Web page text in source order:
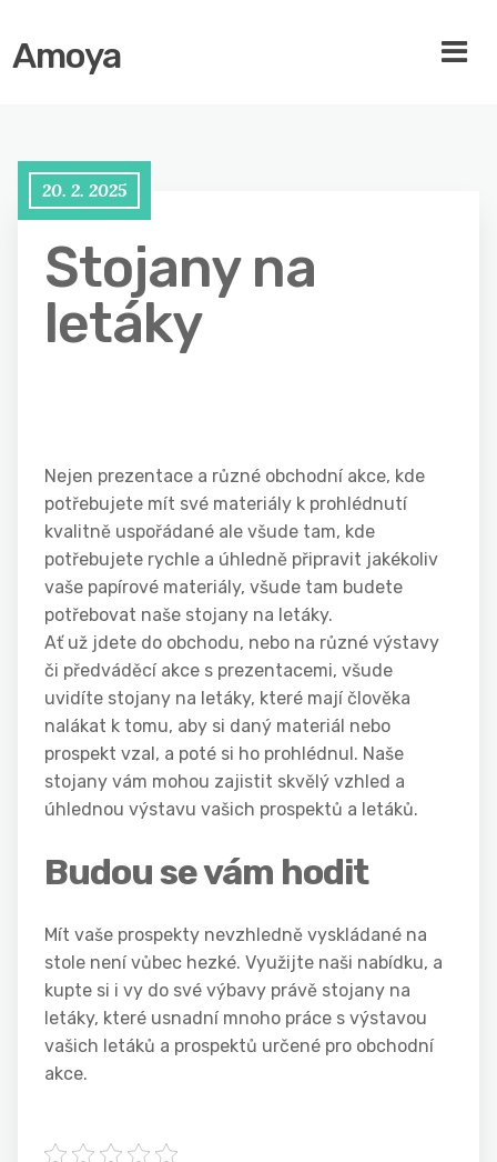
Amoya
20. 2. 2025
Stojany na
letáky
Nejen prezentace a různé obchodní akce, kde
potřebujete mít své materiály k prohlédnutí
kvalitně uspořádané ale všude tam, kde
potřebujete rychle a úhledně připravit jakékoliv
vaše papírové materiály, všude tam budete
potřebovat naše stojany na letáky.
Ať už jdete do obchodu, nebo na různé výstavy
či předváděcí akce s prezentacemi, všude
uvidíte stojany na letáky, které mají člověka
nalákat k tomu, aby si daný materiál nebo
prospekt vzal, a poté si ho prohlédnul. Naše
stojany vám mohou zajistit skvělý vzhled a
úhlednou výstavu vašich prospektů a letáků.
Budou se vám hodit
Mít vaše prospekty nevzhledně vyskládané na
stole není vůbec hezké. Využijte naši nabídku, a
kupte si i vy do své výbavy právě stojany na
letáky, které usnadní mnoho práce s výstavou
vašich letáků a prospektů určené pro obchodní
akce.